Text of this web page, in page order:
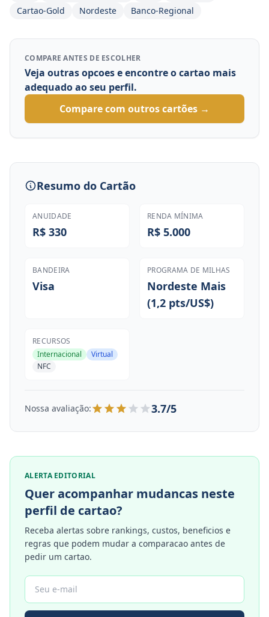
Cartao-Gold
Nordeste Banco-Regional
COMPARE ANTES DE ESCOLHER
Veja outras opcoes e encontre o cartao mais
adequado ao seu perfil.
Compare com outros cartões →
Resumo do Cartão
ANUIDADE
R$ 330
RENDA MÍNIMA
R$ 5.000
BANDEIRA
Visa
PROGRAMA DE MILHAS
Nordeste Mais
(1,2 pts/US$)
RECURSOS
Internacional
Virtual
NFC
Nossa avaliação: 3.7/5
ALERTA EDITORIAL
Quer acompanhar mudancas neste
perfil de cartao?
Receba alertas sobre rankings, custos, beneficios e
regras que podem mudar a comparacao antes de
pedir um cartao.